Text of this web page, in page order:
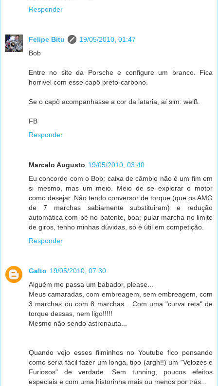
Responder
Felipe Bitu
19/05/2010, 01:47
Bob
Entre no site da Porsche e configure um branco. Fica
horrivel com esse capô preto-carbono.
Se o capô acompanhasse a cor da lataria, aí sim: weiß.
FB
Responder
Marcelo Augusto 19/05/2010, 03:40
Eu concordo com o Bob: caixa de câmbio não é um fim em
si mesmo, mas um meio. Meio de se explorar o motor
como desejar. Não tendo conversor de torque (que os AMG
de 7 marchas sabiamente substituiram) e redução
automática com pé no batente, boa; pular marcha no limite
de giros, tenho minhas dúvidas, só é útil em competição.
Responder
Galto 19/05/2010, 07:30
Alguém me passa um babador, please...
Meus camaradas, com embreagem, sem embreagem, com
3 marchas ou com 8 marchas... Com uma "curva reta" de
torque dessas, nem ligo!!!!!
Mesmo não sendo astronauta...
Quando vejo esses filminhos no Youtube fico pensando
como seria fácil fazer um longa, tipo (argh!!) um "Velozes e
Furiosos" de verdade. Sem tunning, poucos efeitos
especiais e com uma historinha mais ou menos por trás...